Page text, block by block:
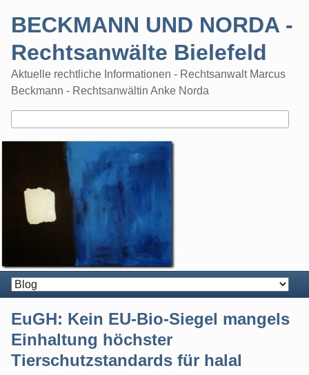
BECKMANN UND NORDA -
Rechtsanwälte Bielefeld
Aktuelle rechtliche Informationen - Rechtsanwalt Marcus
Beckmann - Rechtsanwältin Anke Norda
EuGH: Kein EU-Bio-Siegel mangels
Einhaltung höchster
Tierschutzstandards für halal